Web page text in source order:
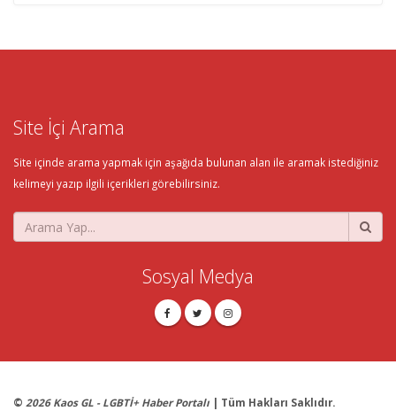
Site İçi Arama
Site içinde arama yapmak için aşağıda bulunan alan ile aramak istediğiniz
kelimeyi yazıp ilgili içerikleri görebilirsiniz.
Sosyal Medya
© 2026 Kaos GL - LGBTİ+ Haber Portalı | Tüm Hakları Saklıdır.